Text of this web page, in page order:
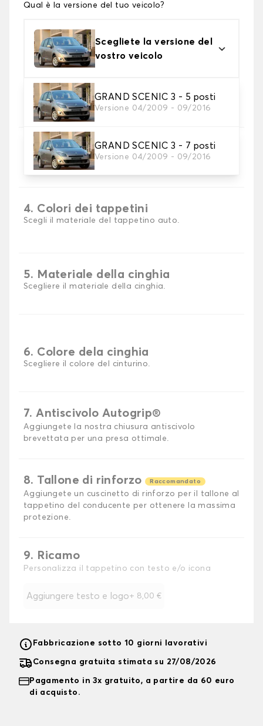
Qual è la versione del tuo veicolo?
Scegliete la versione del
vostro veicolo
GRAND SCENIC 3 - 5 posti
Versione 04/2009 - 09/2016
GRAND SCENIC 3 - 7 posti
Versione 04/2009 - 09/2016
2. Materiale
Scegli il materiale del tappetini auto
3. Set di tappetini
Selezionare il numero di tappetini per auto
necessari.
4. Colori dei tappetini
Scegli il materiale del tappetino auto.
5. Materiale della cinghia
Scegliere il materiale della cinghia.
6. Colore dela cinghia
Scegliere il colore del cinturino.
7. Antiscivolo Autogrip®
Aggiungete la nostra chiusura antiscivolo
brevettata per una presa ottimale.
8. Tallone di rinforzo Raccomandato
Aggiungete un cuscinetto di rinforzo per il tallone al
tappetino del conducente per ottenere la massima
protezione.
9. Ricamo
Personalizza il tappetino con testo e/o icona
Aggiungere testo e logo+ 8,00 €
Fabbricazione sotto 10 giorni lavorativi
Consegna gratuita stimata su 27/08/2026
Pagamento in 3x gratuito, a partire da 60 euro
di acquisto.